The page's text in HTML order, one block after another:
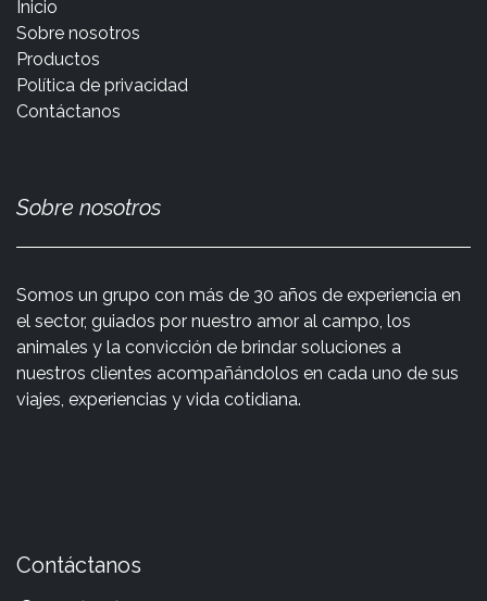
Inicio
Sobre nosotros
Productos
Política de privacidad
Contáctanos
Sobre nosotros
Somos un grupo con más de 30 años de experiencia en
el sector, guiados por nuestro amor al campo, los
animales y la convicción de brindar soluciones a
nuestros clientes acompañándolos en cada uno de sus
viajes, experiencias y vida cotidiana.
Contáctanos